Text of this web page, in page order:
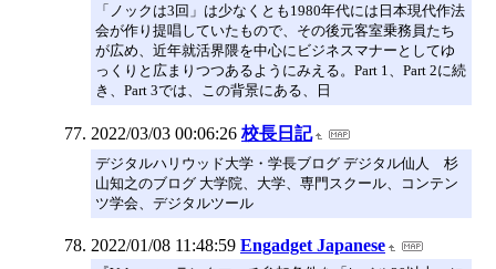
「ノックは3回」は少なくとも1980年代には日本現代作法
会が作り提唱していたもので、その後元客室乗務員たち
が広め、近年就活界隈を中心にビジネスマナーとしてゆ
っくりと広まりつつあるようにみえる。Part 1、Part 2に続
き、Part 3では、この背景にある、日
2022/03/03 00:06:26 校長日記
デジタルハリウッド大学・学長ブログ デジタル仙人 杉
山知之のブログ 大学院、大学、専門スクール、コンテン
ツ学会、デジタルツール
2022/01/08 11:48:59 Engadget Japanese